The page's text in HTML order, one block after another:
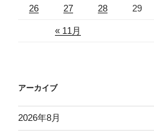
« 11月
26 27 28 29
アーカイブ
2026年8月